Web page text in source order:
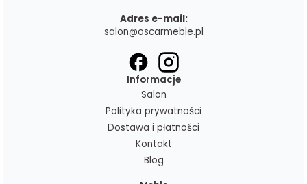
Adres e-mail:
salon@oscarmeble.pl
Informacje
Salon
Polityka prywatności
Dostawa i płatności
Kontakt
Blog